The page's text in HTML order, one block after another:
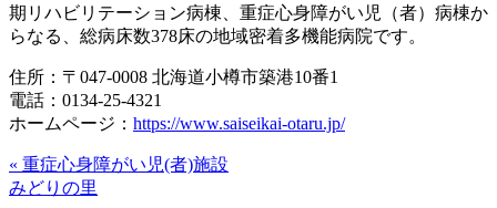
期リハビリテーション病棟、重症心身障がい児（者）病棟か
らなる、総病床数378床の地域密着多機能病院です。
住所：〒047-0008 北海道小樽市築港10番1
電話：0134-25-4321
ホームページ： https://www.saiseikai-otaru.jp/
« 重症心身障がい児(者)施設
みどりの里